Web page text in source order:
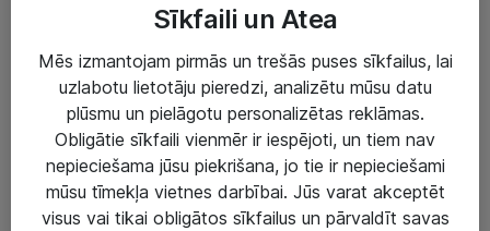
Risinājumi & Pakalpojumi
IT serviss un atbalsts
IT infrastruktūra
Darba vietu IT risinājumi
Sīkfaili un Atea
Mēs izmantojam pirmās un trešās puses sīkfailus, lai
uzlabotu lietotāju pieredzi, analizētu mūsu datu
plūsmu un pielāgotu personalizētas reklāmas.
Obligātie sīkfaili vienmēr ir iespējoti, un tiem nav
nepieciešama jūsu piekrišana, jo tie ir nepieciešami
mūsu tīmekļa vietnes darbībai. Jūs varat akceptēt
visus vai tikai obligātos sīkfailus un pārvaldīt savas